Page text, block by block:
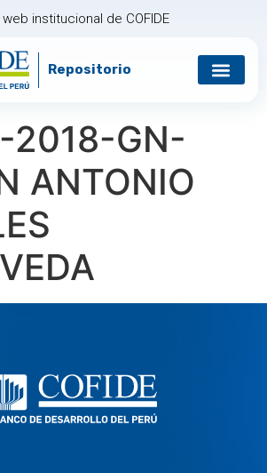
web institucional de COFIDE
Repositorio
2018-GN-
ANTONIO